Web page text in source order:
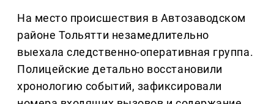
На место происшествия в Автозаводском
районе Тольятти незамедлительно
выехала следственно-оперативная группа.
Полицейские детально восстановили
хронологию событий, зафиксировали